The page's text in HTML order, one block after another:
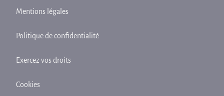
Mentions légales
Politique de confidentialité
Exercez vos droits
Cookies